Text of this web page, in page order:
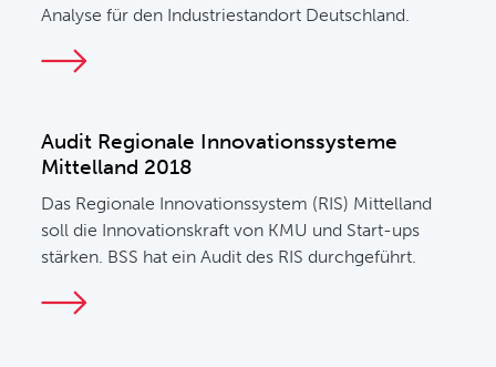
Analyse für den Industriestandort Deutschland.
Audit Regionale Innovationssysteme
Mittelland 2018
Das Regionale Innovationssystem (RIS) Mittelland
soll die Innovationskraft von KMU und Start-ups
stärken. BSS hat ein Audit des RIS durchgeführt.